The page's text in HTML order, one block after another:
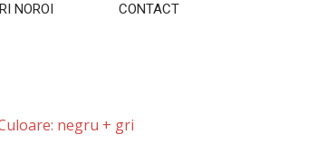
NOROI CONTACT
negru + gri